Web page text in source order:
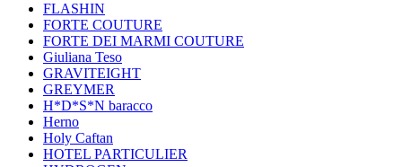
FLASHIN
FORTE COUTURE
FORTE DEI MARMI COUTURE
Giuliana Teso
GRAVITEIGHT
GREYMER
H*D*S*N baracco
Herno
Holy Caftan
HOTEL PARTICULIER